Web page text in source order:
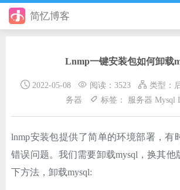
简忆博客
手册
其它
Lnmp一键安装包如何卸载
2022-05-08 阅读：3523 类型：
务器
标签： 服务器 Mysql
lnmp安装包提供了简单的环境部署，有
错误问题。我们需要卸载mysql，换其他
下方法，卸载mysql: